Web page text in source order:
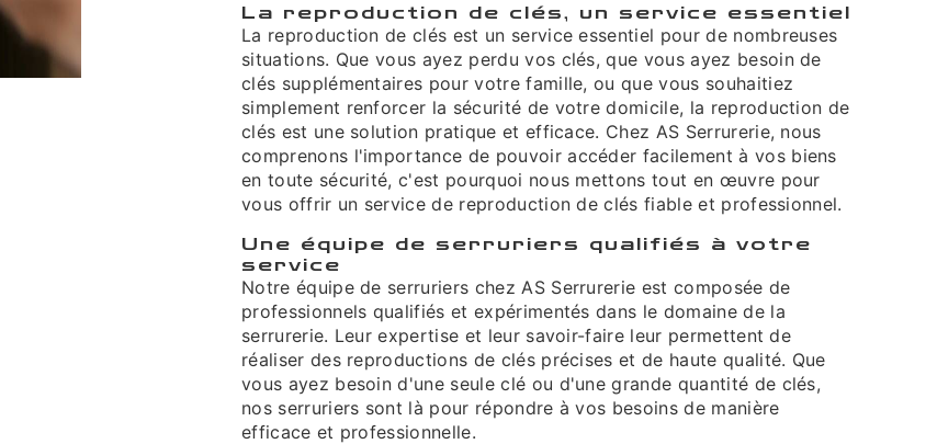
La reproduction de clés, un service essentiel
La reproduction de clés est un service essentiel pour de nombreuses
situations. Que vous ayez perdu vos clés, que vous ayez besoin de
clés supplémentaires pour votre famille, ou que vous souhaitiez
simplement renforcer la sécurité de votre domicile, la reproduction de
clés est une solution pratique et efficace. Chez AS Serrurerie, nous
comprenons l'importance de pouvoir accéder facilement à vos biens
en toute sécurité, c'est pourquoi nous mettons tout en œuvre pour
vous offrir un service de reproduction de clés fiable et professionnel.
Une équipe de serruriers qualifiés à votre
service
Notre équipe de serruriers chez AS Serrurerie est composée de
professionnels qualifiés et expérimentés dans le domaine de la
serrurerie. Leur expertise et leur savoir-faire leur permettent de
réaliser des reproductions de clés précises et de haute qualité. Que
vous ayez besoin d'une seule clé ou d'une grande quantité de clés,
nos serruriers sont là pour répondre à vos besoins de manière
efficace et professionnelle.